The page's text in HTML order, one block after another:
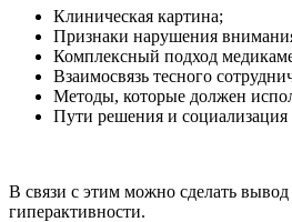
Клиническая картина;
Признаки нарушения
Комплексный подход
Взаимосвязь тесного
Методы, которые должен
Пути решения и социализация
В связи с этим можно сделать
гиперактивности.